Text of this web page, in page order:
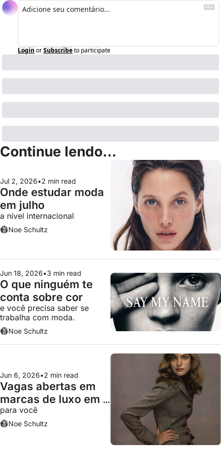
Login orSubscribeto participate
Continue lendo…
Jul 2, 2026•2 min read
Onde estudar moda
em julho
a nível internacional
Noe Schultz
Jun 18, 2026•3 min read
O que ninguém te
conta sobre cor
e você precisa saber se
trabalha com moda.
Noe Schultz
Jun 6, 2026•2 min read
Vagas abertas em
marcas de luxo em
junho
para você
Noe Schultz